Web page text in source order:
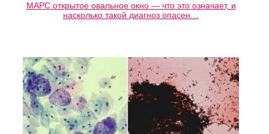
МАРС открытое овальное окно — что это означает, и
насколько такой диагноз опасен…